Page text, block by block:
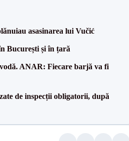
asasinarea lui Vučić
București și în țară
ANAR: Fiecare barjă va fi
de inspecții obligatorii, după